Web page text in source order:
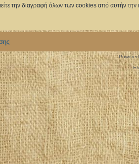
την διαγραφή όλων των cookies από αυτήν την